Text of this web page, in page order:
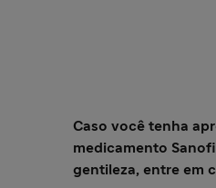
Caso você tenha
medicamento
gentileza, entre em